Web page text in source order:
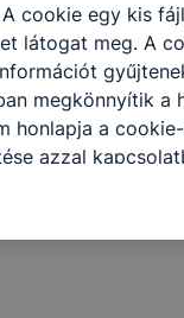
cookie egy kis
látogat meg. A
megkönnyítik a
honlapja a
azzal
a honlap
hogyan
oldalunkat,